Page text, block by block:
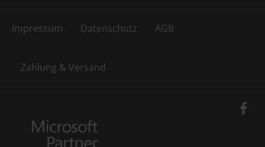
Impressum Datenschutz AGB
Zahlung & Versand